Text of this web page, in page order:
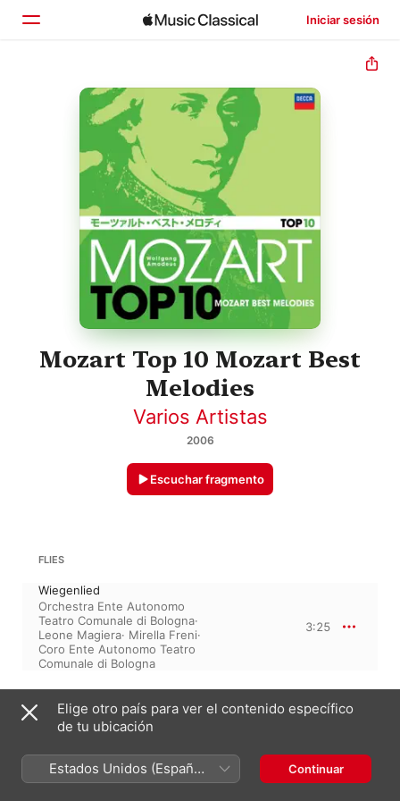
Iniciar sesión
Inicio
Explorar
Buscar
Mozart Top 10 Mozart Best
Melodies
Varios Artistas
2006
Escuchar fragmento
FLIES
Wiegenlied
Orchestra Ente Autonomo
Teatro Comunale di Bologna·
Leone Magiera· Mirella Freni·
Coro Ente Autonomo Teatro
Comunale di Bologna
3:25
Exsultate, jubilate en fa mayor, K. 165, K. 158a, KV 165, KV 158a
Joan Sutherland·Richard
Bonynge·National Philharmonic
Orchestra
2:31
Elige otro país para ver el contenido específico
de tu ubicación
Estados Unidos (Español
México)
Continuar